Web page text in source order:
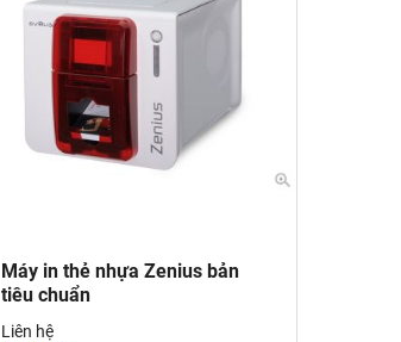
Máy in thẻ nhựa Zenius bản
tiêu chuẩn
Liên hệ